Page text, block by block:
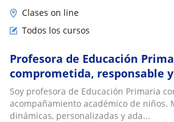
Clases on line
Todos los cursos
Profesora de Educación
comprometida, responsable
experiencia en planificación,
acompañamiento
Soy profesora de Educación Primaria
acompañamiento académico de niños.
dinámicas, personalizadas y ada...